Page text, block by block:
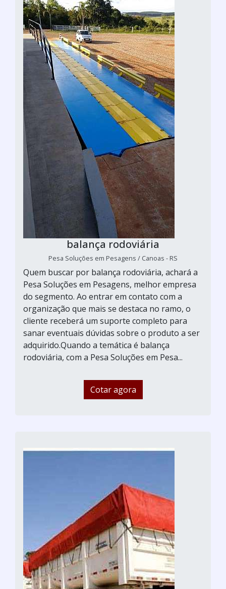
balança rodoviária
Pesa Soluções em Pesagens / Canoas - RS
Quem buscar por balança rodoviária, achará a
Pesa Soluções em Pesagens, melhor empresa
do segmento. Ao entrar em contato com a
organização que mais se destaca no ramo, o
cliente receberá um suporte completo para
sanar eventuais dúvidas sobre o produto a ser
adquirido.Quando a temática é balança
rodoviária, com a Pesa Soluções em Pesa...
Cotar agora